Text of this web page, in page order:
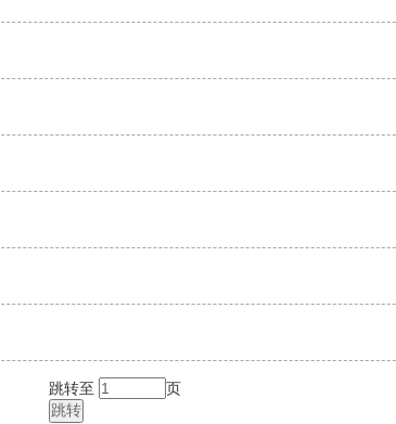
跳转至 页